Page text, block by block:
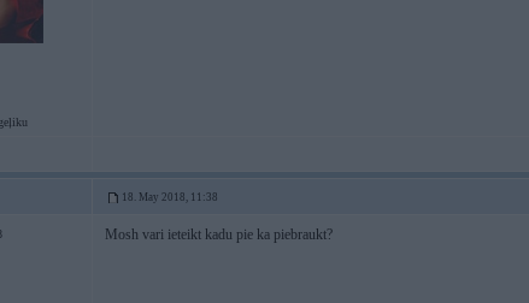
18. May 2018, 11:38
Mosh vari ieteikt kadu pie ka piebraukt?